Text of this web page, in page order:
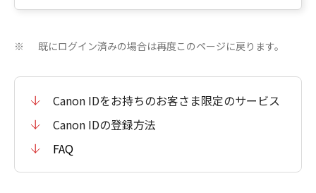
※ 既にログイン済みの場合は再度このページに戻ります。
Canon IDをお持ちのお客さま限定のサービス
Canon IDの登録方法
FAQ